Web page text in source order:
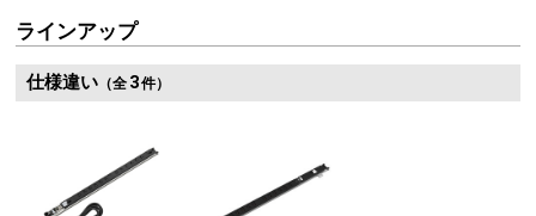
ラインアップ
仕様違い（全 3件）